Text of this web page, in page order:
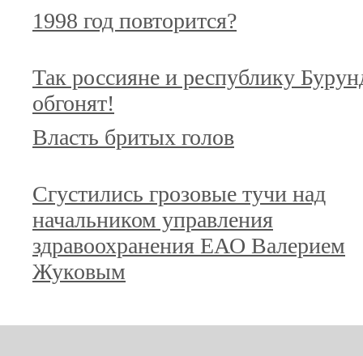
1998 год повторится?
Так россияне и республику
обгонят!
Власть бритых голов
Сгустились грозовые тучи над
начальником управления
здравоохранения ЕАО Валерием
Жуковым